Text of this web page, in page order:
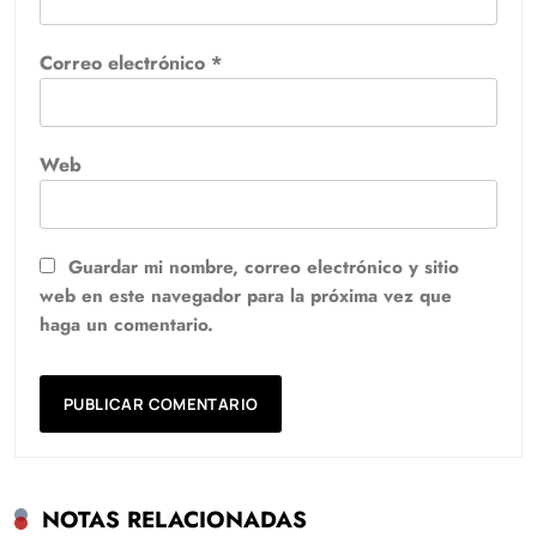
Correo electrónico *
Web
Guardar mi nombre, correo electrónico y sitio
web en este navegador para la próxima vez que
haga un comentario.
NOTAS RELACIONADAS